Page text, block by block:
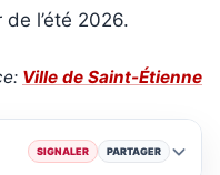
l’été 2026.
Ville de Saint-Étienne
SIGNALER PARTAGER